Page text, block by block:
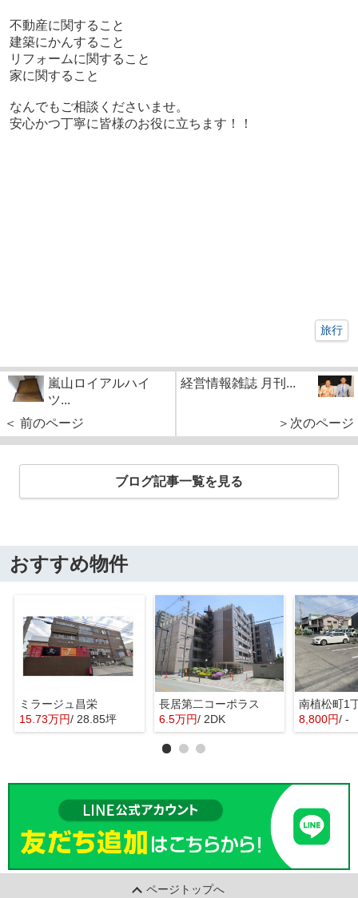
不動産に関すること
建築にかんすること
リフォームに関すること
家に関すること
なんでもご相談くださいませ。
安心かつ丁寧に皆様のお役に立ちます！！
旅行
嵐山ロイアルハイ
ツ...
＜ 前のページ
経営情報雑誌 月刊...
＞次のページ
ブログ記事一覧を見る
おすすめ物件
ミラージュ昌栄
15.73万円/ 28.85坪
長居第二コーポラス
6.5万円/ 2DK 8,800円/ -
ページトップへ